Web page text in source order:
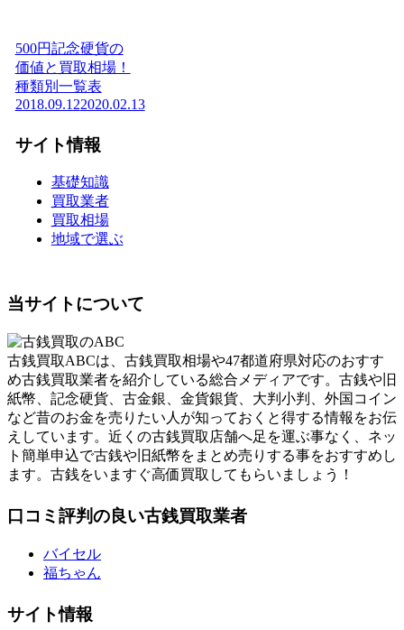
500円記念硬貨の
価値と買取相場！
種類別一覧表
2018.09.122020.02.13
サイト情報
基礎知識
買取業者
買取相場
地域で選ぶ
当サイトについて
古銭買取ABCは、古銭買取相場や47都道府県対応のおすす
め古銭買取業者を紹介している総合メディアです。古銭や旧
紙幣、記念硬貨、古金銀、金貨銀貨、大判小判、外国コイン
など昔のお金を売りたい人が知っておくと得する情報をお伝
えしています。近くの古銭買取店舗へ足を運ぶ事なく、ネッ
ト簡単申込で古銭や旧紙幣をまとめ売りする事をおすすめし
ます。古銭をいますぐ高価買取してもらいましょう！
口コミ評判の良い古銭買取業者
バイセル
福ちゃん
サイト情報